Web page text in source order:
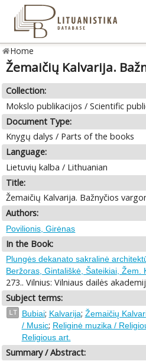
Home
Žemaičių Kalvarija.
Collection:
Mokslo publikacijos / Scientific
Document Type:
Knygų dalys / Parts of the books
Language:
Lietuvių kalba / Lithuanian
Title:
Žemaičių Kalvarija. Bažnyčios
Authors:
Povilionis, Girėnas
In the Book:
Plungės dekanato sakralinė
Beržoras, Gintališkė, Šateikiai, Žem.
273.. Vilnius: Vilniaus dailės
Subject terms:
LT Bubiai; Kalvarija; Žemaičių
/ Music; Religinė muzika /
Religious art.
Summary / Abstract: